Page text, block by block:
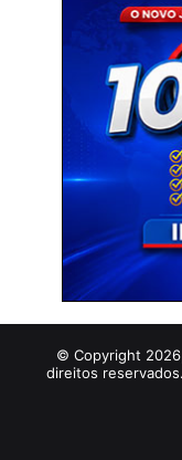
© Copyright
direitos